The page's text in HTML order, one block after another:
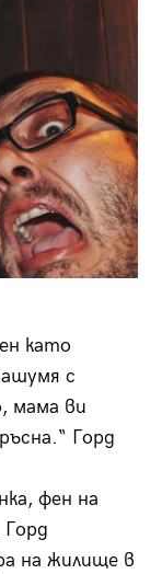
като
с
мама ви
Горд
фен на
на жилище в